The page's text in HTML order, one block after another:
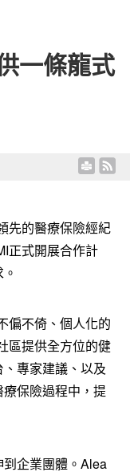
一條龍式
先的醫療保險經紀
正式開展合作計
偏不倚、個人化的
區提供全方位的健
專家建議、以及
保險過程中，提
企業團體。Alea